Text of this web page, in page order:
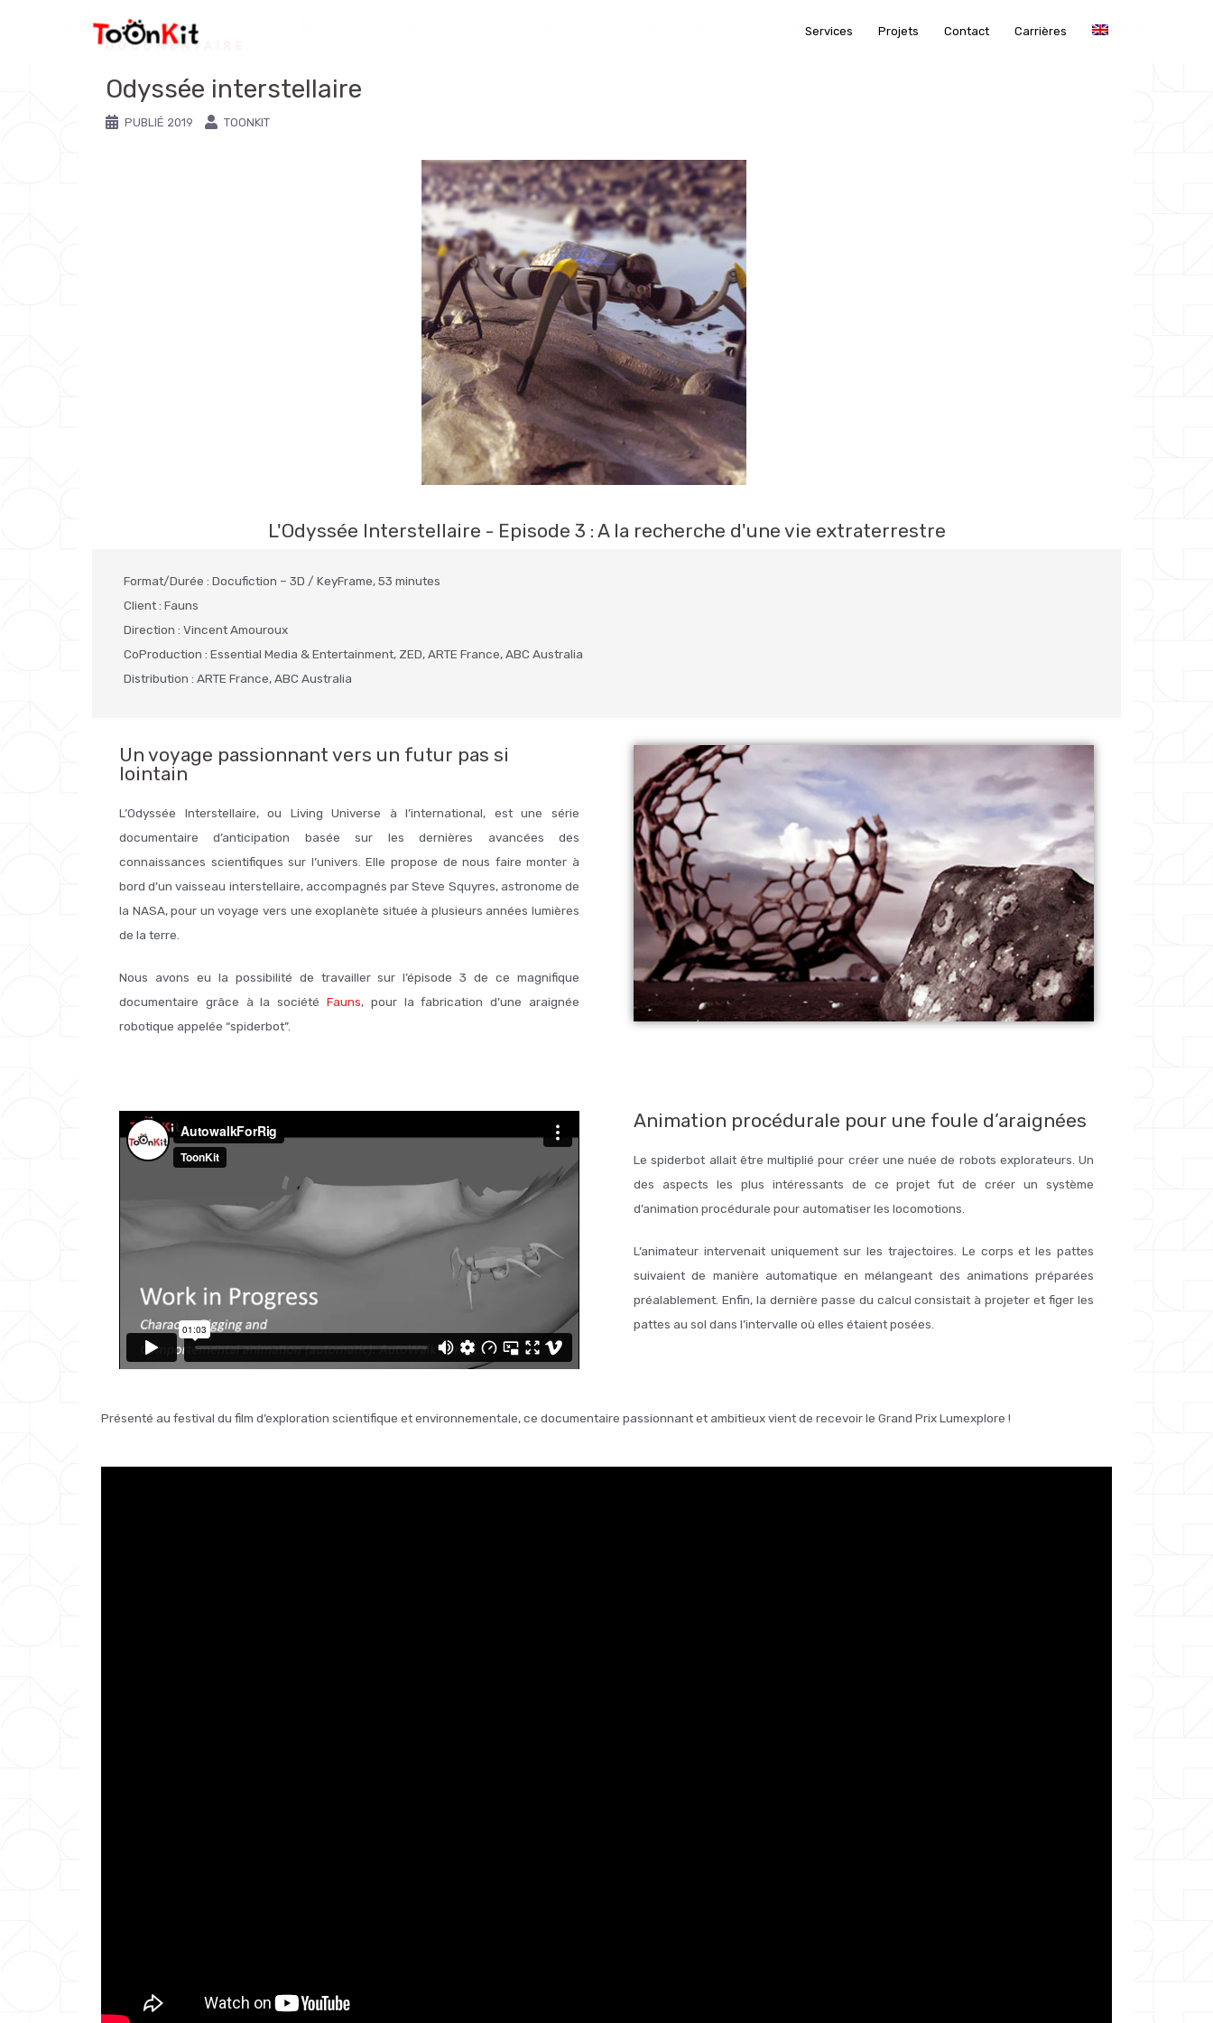
Services Projets Contact
Carrières
DOCUMENTAIRE
Odyssée interstellaire
PUBLIÉ 2019 TOONKIT
L'Odyssée Interstellaire - Episode 3 : A la recherche d'une vie extraterrestre
Format/Durée : Docufiction – 3D / KeyFrame, 53 minutes
Client : Fauns
Direction : Vincent Amouroux
CoProduction : Essential Media & Entertainment, ZED, ARTE France, ABC Australia
Distribution : ARTE France, ABC Australia
Un voyage passionnant vers un futur pas si
lointain
L’Odyssée Interstellaire, ou Living Universe à l’international, est une série
documentaire d’anticipation basée sur les dernières avancées des
connaissances scientifiques sur l’univers. Elle propose de nous faire monter à
bord d’un vaisseau interstellaire, accompagnés par Steve Squyres, astronome de
la NASA, pour un voyage vers une exoplanète située à plusieurs années lumières
de la terre.
Nous avons eu la possibilité de travailler sur l’épisode 3 de ce magnifique
documentaire grâce à la société Fauns, pour la fabrication d’une araignée
robotique appelée “spiderbot”.
Animation procédurale pour une foule d’araignées
Le spiderbot allait être multiplié pour créer une nuée de robots explorateurs. Un
des aspects les plus intéressants de ce projet fut de créer un système
d’animation procédurale pour automatiser les locomotions.
L’animateur intervenait uniquement sur les trajectoires. Le corps et les pattes
suivaient de manière automatique en mélangeant des animations préparées
préalablement. Enfin, la dernière passe du calcul consistait à projeter et figer les
pattes au sol dans l’intervalle où elles étaient posées.
Présenté au festival du film d’exploration scientifique et environnementale, ce documentaire passionnant et ambitieux vient de recevoir le Grand Prix Lumexplore !